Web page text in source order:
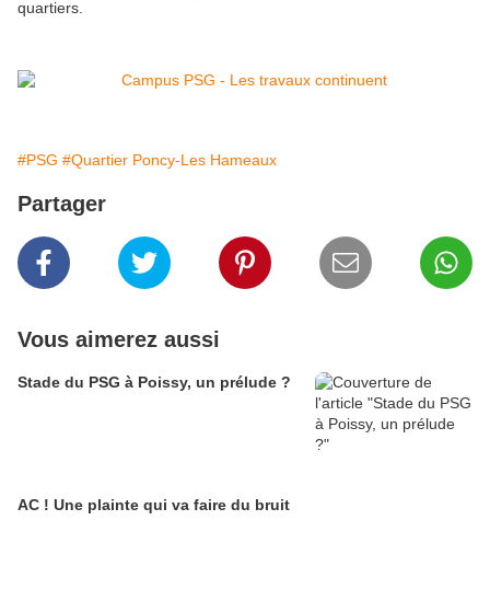
quartiers.
#PSG #Quartier Poncy-Les Hameaux
Partager
Vous aimerez aussi
Stade du PSG à Poissy, un prélude ?
AC ! Une plainte qui va faire du bruit